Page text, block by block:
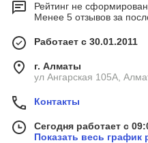
Рейтинг не сформирован
Менее 5 отзывов за
Работает с 30.01.2011
г. Алматы
ул Ангарская 105А,
Контакты
Сегодня работает с
Показать весь график